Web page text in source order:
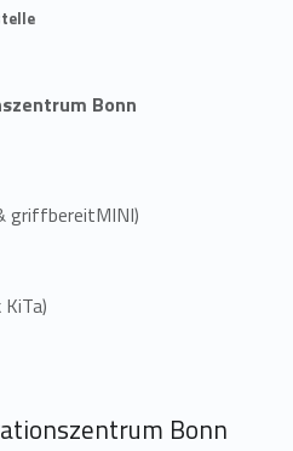
Bonn
griffbereitMINI)
Bonn